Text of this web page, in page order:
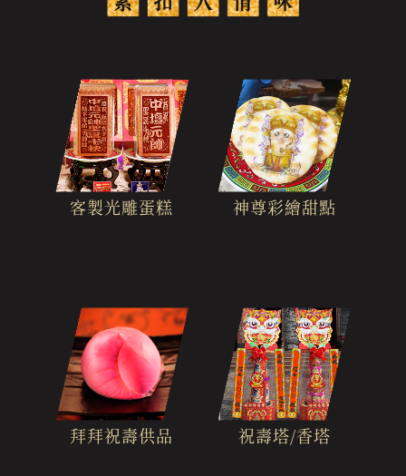
客製光雕蛋糕 神尊彩繪甜點
拜拜祝壽供品 祝壽塔/香塔